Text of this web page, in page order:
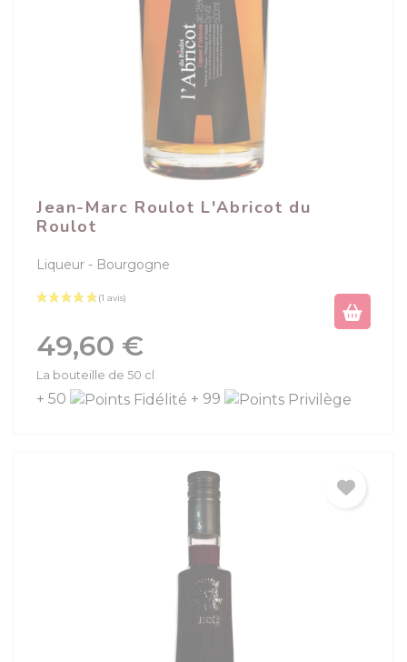
Jean-Marc Roulot L'Abricot du
Roulot
Liqueur Bourgogne
Prix
49,60 €
La bouteille de 50 cl
+ 50 + 99